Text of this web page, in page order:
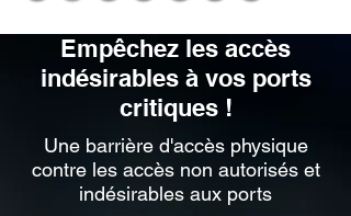
Empêchez les accès
indésirables à vos ports
critiques !
Une barrière d'accès physique
contre les accès non autorisés et
indésirables aux ports